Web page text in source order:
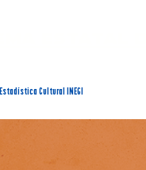
Estadística Cultural INEGI